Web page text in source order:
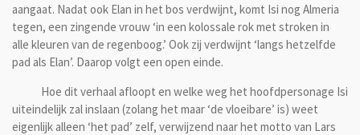
aangaat. Nadat ook Elan in het bos verdwijnt, komt Isi nog Almeria
tegen, een zingende vrouw ‘in een kolossale rok met stroken in
alle kleuren van de regenboog.’ Ook zij verdwijnt ‘langs hetzelfde
pad als Elan’. Daarop volgt een open einde.
Hoe dit verhaal afloopt en welke weg het hoofdpersonage Isi
uiteindelijk zal inslaan (zolang het maar ‘de vloeibare’ is) weet
eigenlijk alleen ‘het pad’ zelf, verwijzend naar het motto van Lars